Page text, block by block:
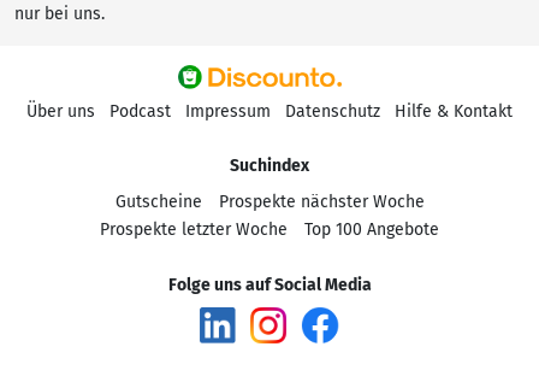
nur bei uns.
Über uns Podcast Impressum Datenschutz Hilfe & Kontakt
Suchindex
Gutscheine
Prospekte nächster Woche
Prospekte letzter Woche
Top 100 Angebote
Folge uns auf Social Media